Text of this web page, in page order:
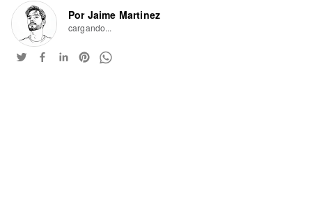
Por Jaime Martinez
cargando...